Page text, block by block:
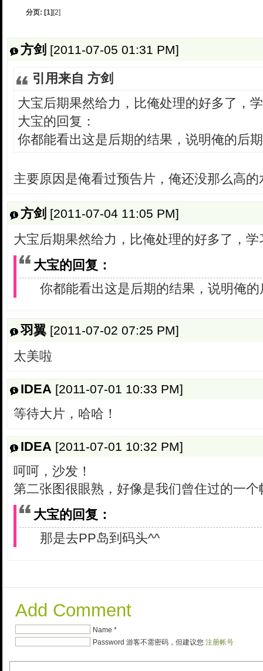
分页: [1] [2]
方剑 [2011-07-05 01:31 PM]
引用来自 方剑
大宝后期果然给力，比俺处理的好多了，
大宝的回复：
你都能看出这是后期的结果，说明俺的后
主要原因是俺看过预告片，俺还没那么高
方剑 [2011-07-04 11:05 PM]
大宝后期果然给力，比俺处理的好多了，学
大宝的回复：
你都能看出这是后期的结果，说明俺
羽翼 [2011-07-02 07:25 PM]
太美啦
IDEA [2011-07-01 10:33 PM]
等待大片，哈哈！
IDEA [2011-07-01 10:32 PM]
呵呵，沙发！
第二张图很眼熟，好像是我们曾住过的一
大宝的回复：
那是去PP岛到码头^^
Add Comment
Name *
Password 游客不需密码，但建议您 注册帐号